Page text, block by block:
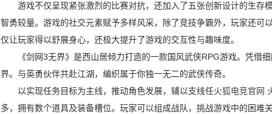
游戏不仅呈现紧张激烈的比赛对抗，还加入了五张创新设计的生存
智勇较量。游戏的社交元素赋予多样风采，除了竞技争霸外，玩家还
仅让玩家得以舒展身心，还极大提升了游戏的交互性与趣味度。
《剑网3无界》是西山居倾力打造的一款国风武侠RPG游戏。凭借
界。与英勇伙伴共赴江湖，编织属于你独一无二的武侠传奇。
以实现任务目标为主线，推动角色发展，辅以支线任火狐电竞官网
多，拥有数个道具及装备槽位。玩家可以组成战队，挑战游戏中的困